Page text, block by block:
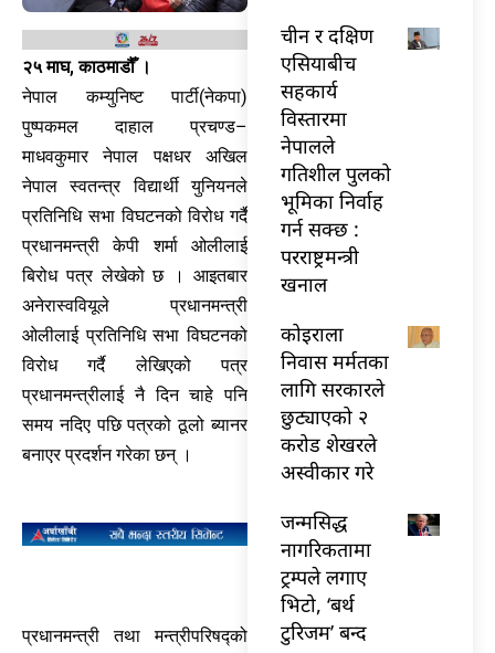
२५ माघ, काठमाडौँ ।
नेपाल कम्युनिष्ट पार्टी(नेकपा)
पुष्पकमल दाहाल प्रचण्ड–
माधवकुमार नेपाल पक्षधर अखिल
नेपाल स्वतन्त्र विद्यार्थी युनियनले
प्रतिनिधि सभा विघटनको विरोध गर्दै
प्रधानमन्त्री केपी शर्मा ओलीलाई
बिरोध पत्र लेखेको छ । आइतबार
अनेरास्ववियूले प्रधानमन्त्री
ओलीलाई प्रतिनिधि सभा विघटनको
विरोध गर्दै लेखिएको पत्र
प्रधानमन्त्रीलाई नै दिन चाहे पनि
समय नदिए पछि पत्रको ठूलो ब्यानर
बनाएर प्रदर्शन गरेका छन् ।
प्रधानमन्त्री तथा मन्त्रीपरिषद्को
चीन र दक्षिण
एसियाबीच
सहकार्य
विस्तारमा
नेपालले
गतिशील पुलको
भूमिका निर्वाह
गर्न सक्छ :
परराष्ट्रमन्त्री
खनाल
कोइराला
निवास मर्मतका
लागि सरकारले
छुट्याएको २
करोड शेखरले
अस्वीकार गरे
जन्मसिद्ध
नागरिकतामा
ट्रम्पले लगाए
भिटो, ‘बर्थ
टुरिजम’ बन्द